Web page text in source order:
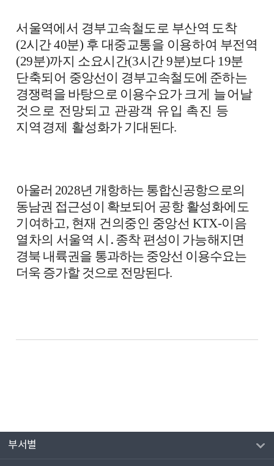
서울역에서 경부고속철도로 부산역 도착
(2시간40분) 후 대중교통을 이용하여 부전역
(29분)까지 소요시간(3시간9분)보다 19분
단축되어 중앙선이 경부고속철도에 준하는
경쟁력을 바탕으로 이용수요가크게 늘어날
것으로 전망되고 관광객 유입 촉진 등
지역경제 활성화가 기대된다.
아울러 2028년 개항하는 통합신공항으로의
동남권 접근성이 확보되어 공항 활성화에도
기여하고, 현재 건의중인 중앙선 KTX-이음
열차의 서울역 시 ․ 종착 편성이 가능해지면
경북 내륙권을 통과하는 중앙선 이용수요는
더욱 증가할 것으로 전망된다.
부서별